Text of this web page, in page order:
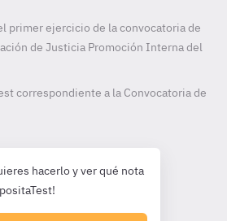
primer ejercicio de la convocatoria de
de Justicia Promoción Interna del
correspondiente a la Convocatoria de
hacerlo y ver qué nota